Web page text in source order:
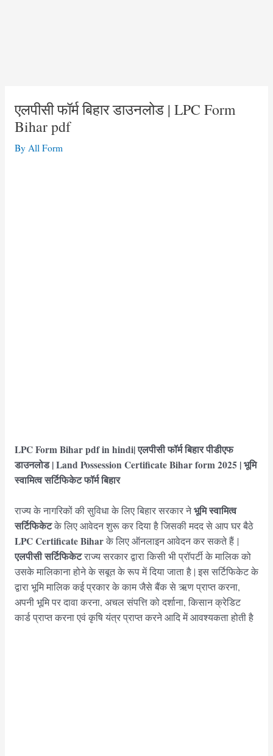
एलपीसी फॉर्म बिहार डाउनलोड | LPC Form
Bihar pdf
By All Form
LPC Form Bihar pdf in hindi| एलपीसी फॉर्म बिहार पीडीएफ
डाउनलोड | Land Possession Certificate Bihar form 2025 | भूमि
स्वामित्व सर्टिफिकेट फॉर्म बिहार
राज्य के नागरिकों की सुविधा के लिए बिहार सरकार नेभूमि स्वामित्व
सर्टिफिकेटके लिए आवेदन शुरू कर दिया है जिसकी मदद से आप घर बैठे
LPC Certificate Biharके लिए ऑनलाइन आवेदन कर सकते हैं |
एलपीसी सर्टिफिकेटराज्य सरकार द्वारा किसी भी प्रॉपर्टी के मालिक को
उसके मालिकाना होने के सबूत के रूप में दिया जाता है | इस सर्टिफिकेट के
द्वारा भूमि मालिक कई प्रकार के काम जैसे बैंक से ऋण प्राप्त करना,
अपनी भूमि पर दावा करना, अचल संपत्ति को दर्शाना, किसान क्रेडिट
कार्ड प्राप्त करना एवं कृषि यंत्र प्राप्त करने आदि में आवश्यकता होती है